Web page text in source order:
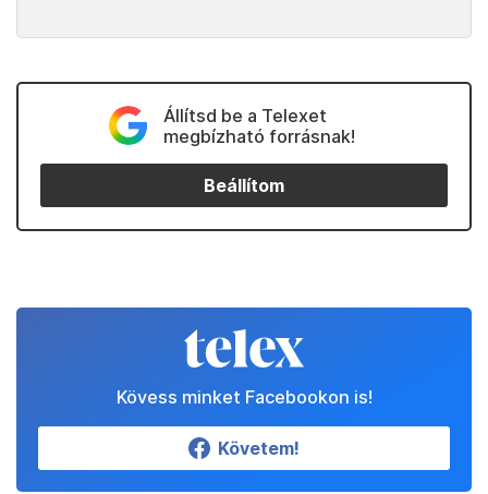
Állítsd be a Telexet
megbízható forrásnak!
Beállítom
Kövess minket Facebookon is!
Követem!